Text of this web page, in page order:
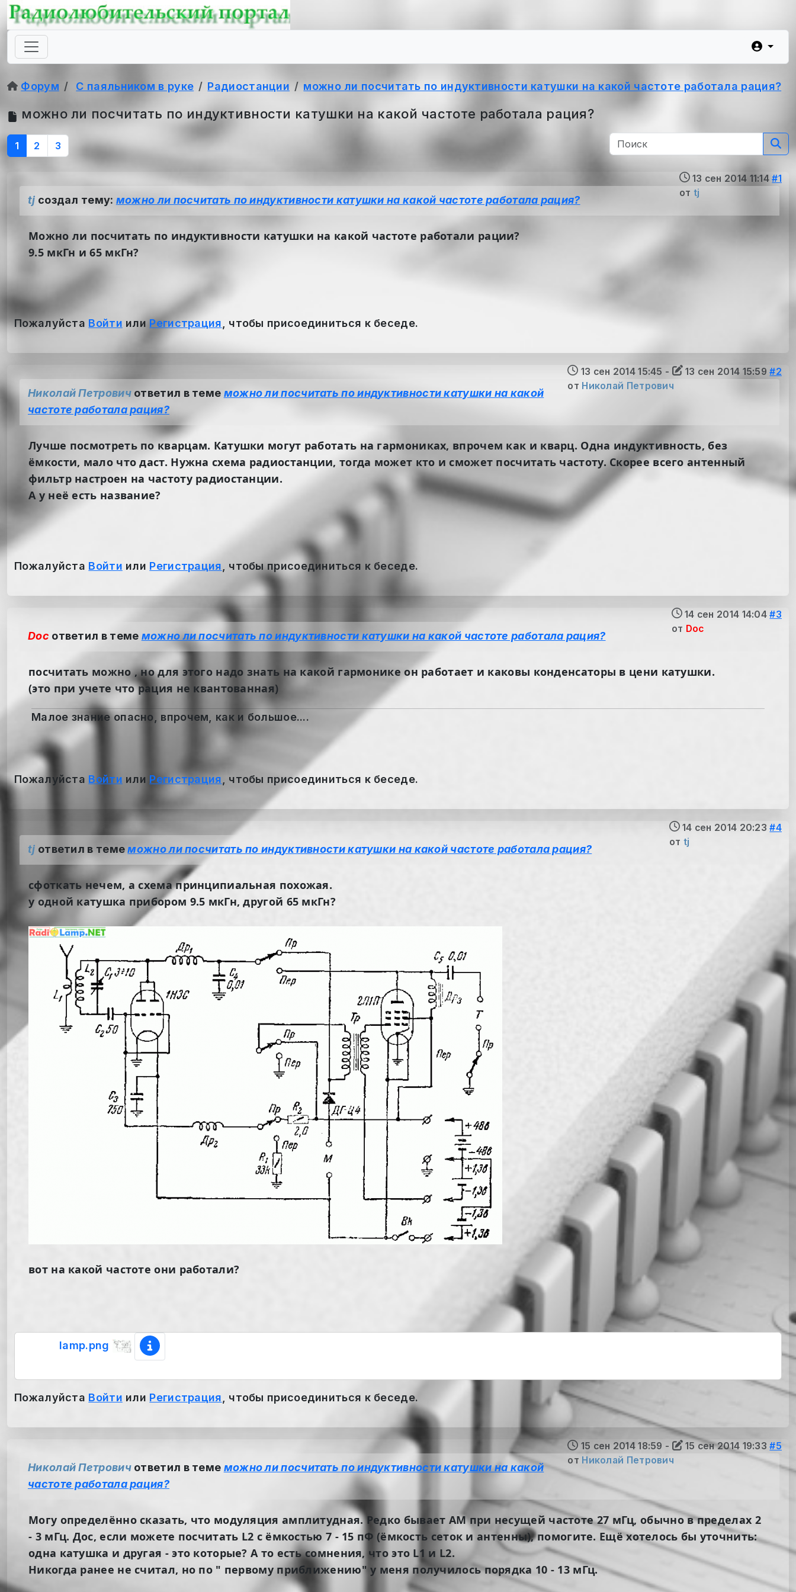
Форум С паяльником в руке Радиостанции можно ли посчитать по индуктивности катушки на какой частоте работала рация?
можно ли посчитать по индуктивности катушки на какой частоте работала рация?
1 2 3
13 сен 2014 11:14 #1
от tj
tj создал тему: можно ли посчитать по индуктивности катушки на какой частоте работала рация?
Можно ли посчитать по индуктивности катушки на какой частоте работали рации?
9.5 мкГн и 65 мкГн?
Пожалуйста Войти или Регистрация , чтобы присоединиться к беседе.
13 сен 2014 15:45 - 13 сен 2014 15:59 #2
от Николай Петрович
Николай Петровичответил в теме можно ли посчитать по индуктивности катушки на какой
частоте работала рация?
Лучше посмотреть по кварцам. Катушки могут работать на гармониках, впрочем как и кварц. Одна индуктивность, без
ёмкости, мало что даст. Нужна схема радиостанции, тогда может кто и сможет посчитать частоту. Скорее всего антенный
фильтр настроен на частоту радиостанции.
А у неё есть название?
Пожалуйста Войти или Регистрация , чтобы присоединиться к беседе.
14 сен 2014 14:04 #3
от Doc
Doc ответил в теме можно ли посчитать по индуктивности катушки на какой частоте работала рация?
посчитать можно , но для этого надо знать на какой гармонике он работает и каковы конденсаторы в цени катушки.
(это при учете что рация не квантованная)
Малое знание опасно, впрочем, как и большое....
Пожалуйста Войти или Регистрация , чтобы присоединиться к беседе.
14 сен 2014 20:23 #4
от tj
tj ответил в темеможно ли посчитать по индуктивности катушки на какой частоте работала рация?
сфоткать нечем, а схема принципиальная похожая.
у одной катушка прибором 9.5 мкГн, другой 65 мкГн?
вот на какой частоте они работали?
lamp.png
Пожалуйста Войти или Регистрация , чтобы присоединиться к беседе.
15 сен 2014 18:59 - 15 сен 2014 19:33 #5
от Николай Петрович
Николай Петровичответил в теме можно ли посчитать по индуктивности катушки на какой
частоте работала рация?
Могу определённо сказать, что модуляция амплитудная. Редко бывает АМ при несущей частоте 27 мГц, обычно в пределах 2
- 3 мГц. Дос, если можете посчитать L2 с ёмкостью 7 - 15 пФ (ёмкость сеток и антенны), помогите. Ещё хотелось бы уточнить:
одна катушка и другая - это которые? А то есть сомнения, что это L1 и L2.
Никогда ранее не считал, но по " первому приближению" у меня получилось порядка 10 - 13 мГц.